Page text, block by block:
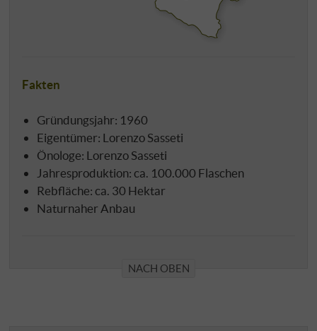
Fakten
Gründungsjahr: 1960
Eigentümer: Lorenzo Sasseti
Önologe: Lorenzo Sasseti
Jahresproduktion: ca. 100.000 Flaschen
Rebfläche: ca. 30 Hektar
Naturnaher Anbau
NACH OBEN